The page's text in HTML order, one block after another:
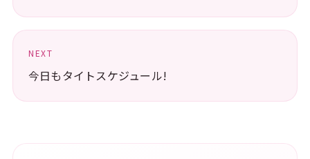
NEXT
今日もタイトスケジュール!